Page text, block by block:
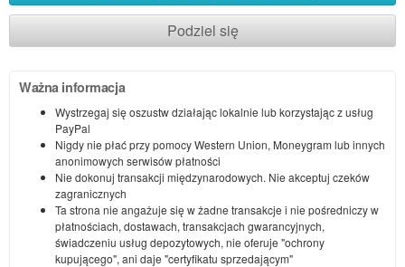
Podziel się
Ważna informacja
Wystrzegaj się oszustw działając lokalnie lub korzystając z usług
PayPal
Nigdy nie płać przy pomocy Western Union, Moneygram lub innych
anonimowych serwisów płatności
Nie dokonuj transakcji międzynarodowych. Nie akceptuj czeków
zagranicznych
Ta strona nie angażuje się w żadne transakcje i nie pośredniczy w
płatnościach, dostawach, transakcjach gwarancyjnych,
świadczeniu usług depozytowych, nie oferuje "ochrony
kupującego", ani daje "certyfikatu sprzedającym"